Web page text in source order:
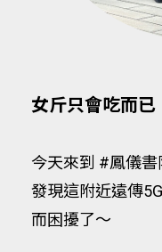
女斤只會吃而已
今天來到 #鳳儀
發現這附近遠傳
而困擾了～